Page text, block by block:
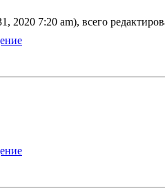
2020 7:20 am), всего